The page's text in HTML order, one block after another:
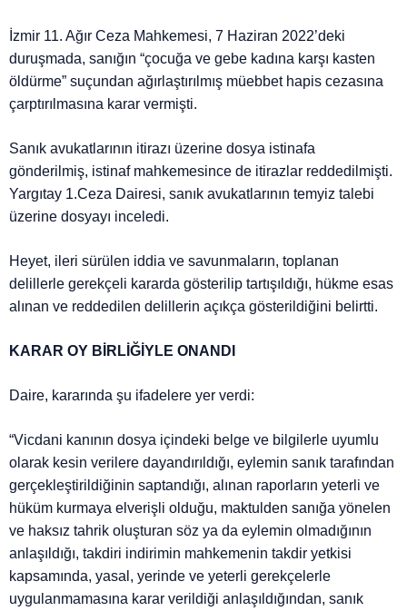
İzmir 11. Ağır Ceza Mahkemesi, 7 Haziran 2022’deki
duruşmada, sanığın “çocuğa ve gebe kadına karşı kasten
öldürme” suçundan ağırlaştırılmış müebbet hapis cezasına
çarptırılmasına karar vermişti.
Sanık avukatlarının itirazı üzerine dosya istinafa
gönderilmiş, istinaf mahkemesince de itirazlar reddedilmişti.
Yargıtay 1.Ceza Dairesi, sanık avukatlarının temyiz talebi
üzerine dosyayı inceledi.
Heyet, ileri sürülen iddia ve savunmaların, toplanan
delillerle gerekçeli kararda gösterilip tartışıldığı, hükme esas
alınan ve reddedilen delillerin açıkça gösterildiğini belirtti.
KARAR OY BİRLİĞİYLE ONANDI
Daire, kararında şu ifadelere yer verdi:
“Vicdani kanının dosya içindeki belge ve bilgilerle uyumlu
olarak kesin verilere dayandırıldığı, eylemin sanık tarafından
gerçekleştirildiğinin saptandığı, alınan raporların yeterli ve
hüküm kurmaya elverişli olduğu, maktulden sanığa yönelen
ve haksız tahrik oluşturan söz ya da eylemin olmadığının
anlaşıldığı, takdiri indirimin mahkemenin takdir yetkisi
kapsamında, yasal, yerinde ve yeterli gerekçelerle
uygulanmamasına karar verildiği anlaşıldığından, sanık